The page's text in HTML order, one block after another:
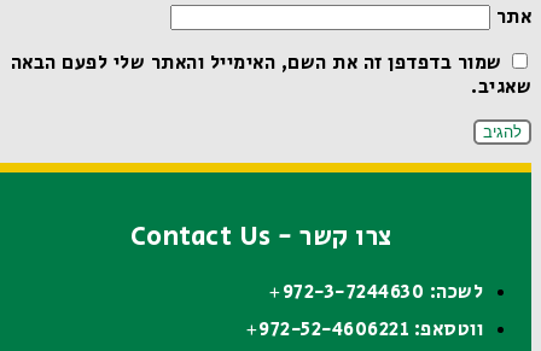
אתר
שמור בדפדפן זה את השם, האימייל והאתר שלי לפעם הבאה
שאגיב.
צרו קשר - Contact Us
לשכה: 972-3-7244630+
ווטסאפ: 972-52-4606221+